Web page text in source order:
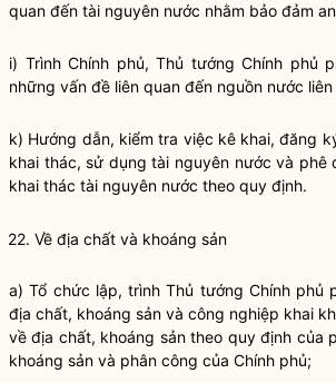
quan đến tài nguyên nước nhằm bảo đảm
i) Trình Chính phủ, Thủ tướng Chính phủ
những vấn đề liên quan đến nguồn nước liên
k) Hướng dẫn, kiểm tra việc kê khai, đăng
khai thác, sử dụng tài nguyên nước và phê
khai thác tài nguyên nước theo quy định.
22. Về địa chất và khoáng sản
a) Tổ chức lập, trình Thủ tướng Chính phủ
địa chất, khoáng sản và công nghiệp khai
về địa chất, khoáng sản theo quy định của
khoáng sản và phân công của Chính phủ;